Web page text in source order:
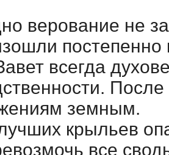
верование не
постепенно
всегда
земным.
крыльев
все